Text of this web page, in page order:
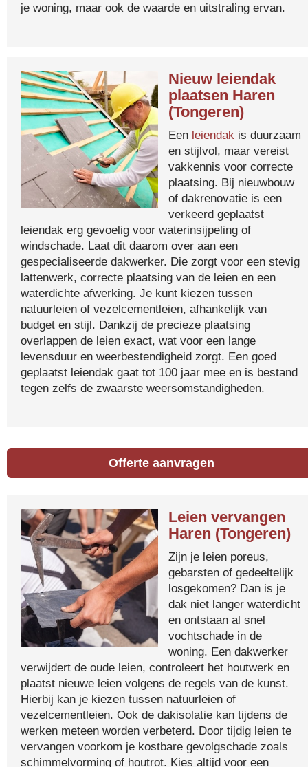
je woning, maar ook de waarde en uitstraling ervan.
Nieuw leiendak
plaatsen Haren
(Tongeren)
Een leiendak is duurzaam
en stijlvol, maar vereist
vakkennis voor correcte
plaatsing. Bij nieuwbouw
of dakrenovatie is een
verkeerd geplaatst
leiendak erg gevoelig voor waterinsijpeling of
windschade. Laat dit daarom over aan een
gespecialiseerde dakwerker. Die zorgt voor een stevig
lattenwerk, correcte plaatsing van de leien en een
waterdichte afwerking. Je kunt kiezen tussen
natuurleien of vezelcementleien, afhankelijk van
budget en stijl. Dankzij de precieze plaatsing
overlappen de leien exact, wat voor een lange
levensduur en weerbestendigheid zorgt. Een goed
geplaatst leiendak gaat tot 100 jaar mee en is bestand
tegen zelfs de zwaarste weersomstandigheden.
Offerte aanvragen
Leien vervangen
Haren (Tongeren)
Zijn je leien poreus,
gebarsten of gedeeltelijk
losgekomen? Dan is je
dak niet langer waterdicht
en ontstaan al snel
vochtschade in de
woning. Een dakwerker
verwijdert de oude leien, controleert het houtwerk en
plaatst nieuwe leien volgens de regels van de kunst.
Hierbij kan je kiezen tussen natuurleien of
vezelcementleien. Ook de dakisolatie kan tijdens de
werken meteen worden verbeterd. Door tijdig leien te
vervangen voorkom je kostbare gevolgschade zoals
schimmelvorming of houtrot. Kies altijd voor een